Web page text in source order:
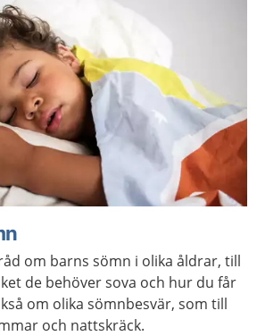
om barns sömn i olika åldrar, till
de behöver sova och hur du får
om olika sömnbesvär, som till
och nattskräck.